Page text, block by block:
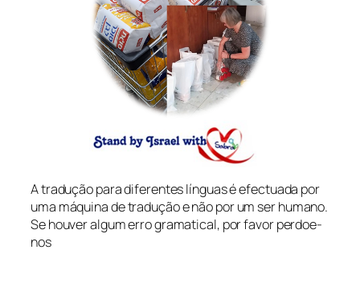
A tradução para diferentes línguas é efectuada por
uma máquina de tradução e não por um ser humano.
Se houver algum erro gramatical, por favor perdoe-
nos